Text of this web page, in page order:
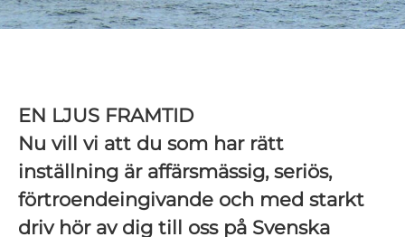
EN LJUS FRAMTID
Nu vill vi att du som har rätt
inställning är affärsmässig, seriös,
förtroendeingivande och med starkt
driv hör av dig till oss på Svenska